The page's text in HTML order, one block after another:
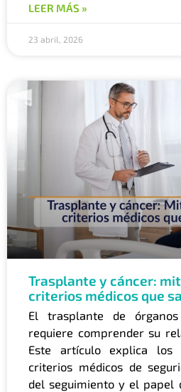
LEER MÁS »
23 abril, 2026
Trasplante y cáncer:
criterios médicos que
El trasplante de
requiere comprender su
Este artículo explica los
criterios médicos de
del seguimiento y el papel